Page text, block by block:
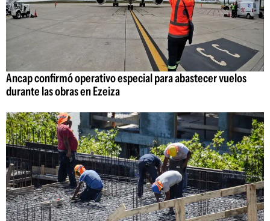
Ancap confirmó operativo especial para abastecer vuelos
durante las obras en Ezeiza